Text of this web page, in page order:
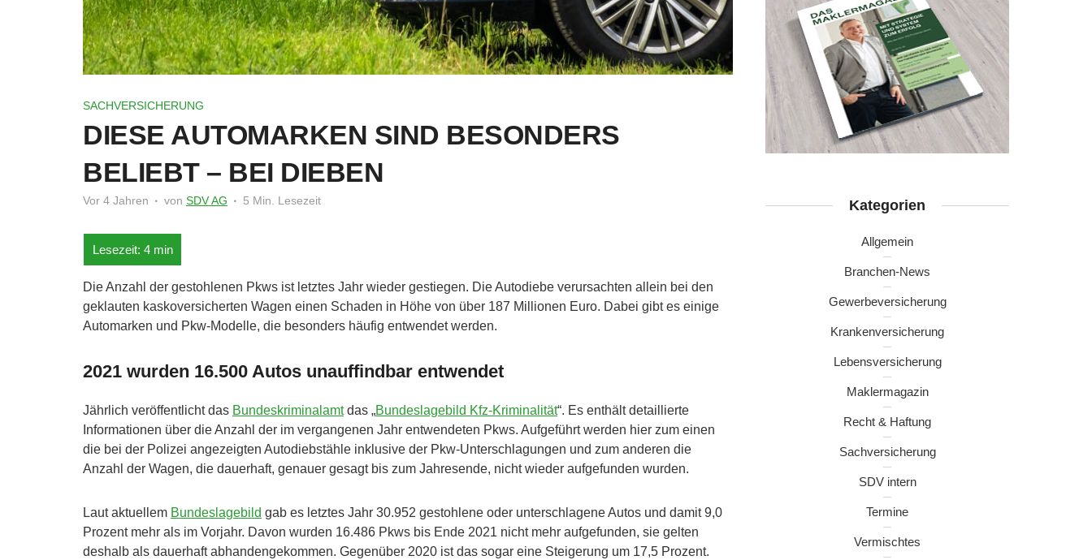
SACHVERSICHERUNG
DIESE AUTOMARKEN SIND BESONDERS
BELIEBT – BEI DIEBEN
Vor 4 Jahren von SDV AG 5 Min. Lesezeit
Die Anzahl der gestohlenen Pkws ist letztes Jahr wieder gestiegen. Die Autodiebe verursachten allein bei den
geklauten kaskoversicherten Wagen einen Schaden in Höhe von über 187 Millionen Euro. Dabei gibt es einige
Automarken und Pkw-Modelle, die besonders häufig entwendet werden.
2021 wurden 16.500 Autos unauffindbar entwendet
Jährlich veröffentlicht das Bundeskriminalamtdas „Bundeslagebild Kfz-Kriminalität“. Es enthält detaillierte
Informationen über die Anzahl der im vergangenen Jahr entwendeten Pkws. Aufgeführt werden hier zum einen
die bei der Polizei angezeigten Autodiebstähle inklusive der Pkw-Unterschlagungen und zum anderen die
Anzahl der Wagen, die dauerhaft, genauer gesagt bis zum Jahresende, nicht wieder aufgefunden wurden.
Laut aktuellem Bundeslagebild gab es letztes Jahr 30.952 gestohlene oder unterschlagene Autos und damit 9,0
Prozent mehr als im Vorjahr. Davon wurden 16.486 Pkws bis Ende 2021 nicht mehr aufgefunden, sie gelten
deshalb als dauerhaft abhandengekommen. Gegenüber 2020 ist das sogar eine Steigerung um 17,5 Prozent.
Kategorien
Allgemein
Branchen-News
Gewerbeversicherung
Krankenversicherung
Lebensversicherung
Maklermagazin
Recht & Haftung
Sachversicherung
SDV intern
Termine
Vermischtes